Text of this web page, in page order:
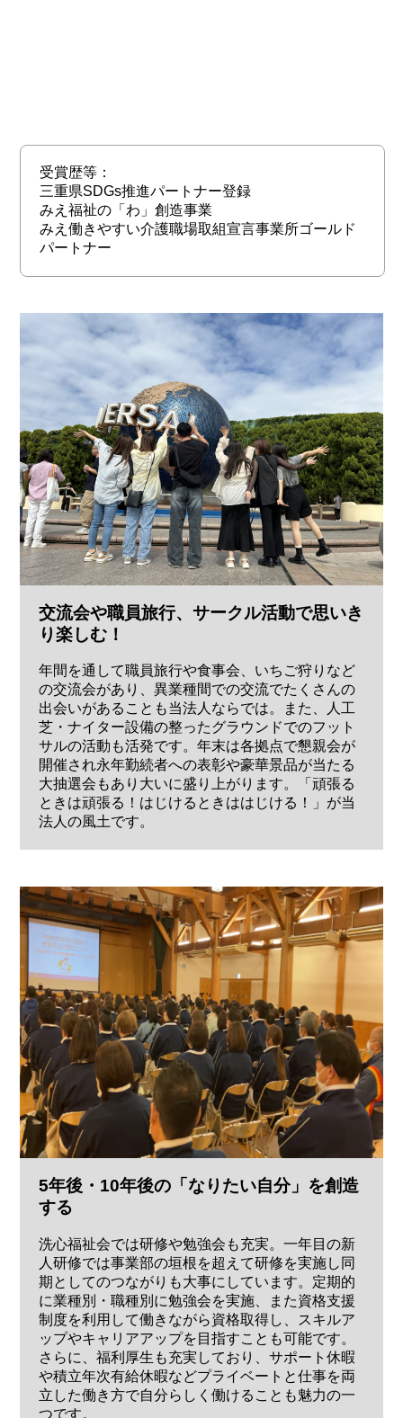
受賞歴等：
三重県SDGs推進パートナー登録
みえ福祉の「わ」創造事業
みえ働きやすい介護職場取組宣言事業所ゴールド
パートナー
交流会や職員旅行、サークル活動で思いき
り楽しむ！
年間を通して職員旅行や食事会、いちご狩りなど
の交流会があり、異業種間での交流でたくさんの
出会いがあることも当法人ならでは。また、人工
芝・ナイター設備の整ったグラウンドでのフット
サルの活動も活発です。年末は各拠点で懇親会が
開催され永年勤続者への表彰や豪華景品が当たる
大抽選会もあり大いに盛り上がります。「頑張る
ときは頑張る！はじけるときははじける！」が当
法人の風土です。
5年後・10年後の「なりたい自分」を創造
する
洗心福祉会では研修や勉強会も充実。一年目の新
人研修では事業部の垣根を超えて研修を実施し同
期としてのつながりも大事にしています。定期的
に業種別・職種別に勉強会を実施、また資格支援
制度を利用して働きながら資格取得し、スキルア
ップやキャリアアップを目指すことも可能です。
さらに、福利厚生も充実しており、サポート休暇
や積立年次有給休暇などプライベートと仕事を両
立した働き方で自分らしく働けることも魅力の一
つです。